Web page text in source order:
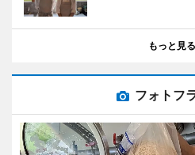
もっと見る
フォトフ